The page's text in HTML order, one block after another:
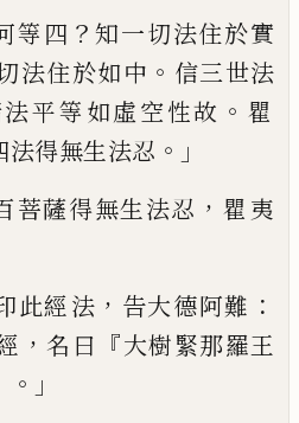
等四 ？ 知一切法住於實
法住於如中 。 信三世法
平等 如虛空性故 。 瞿
法得無生法忍 。」
菩薩得無生法忍 ， 瞿 夷
此經法 ， 告大德阿難 ：
， 名曰 『大樹緊那羅王
」